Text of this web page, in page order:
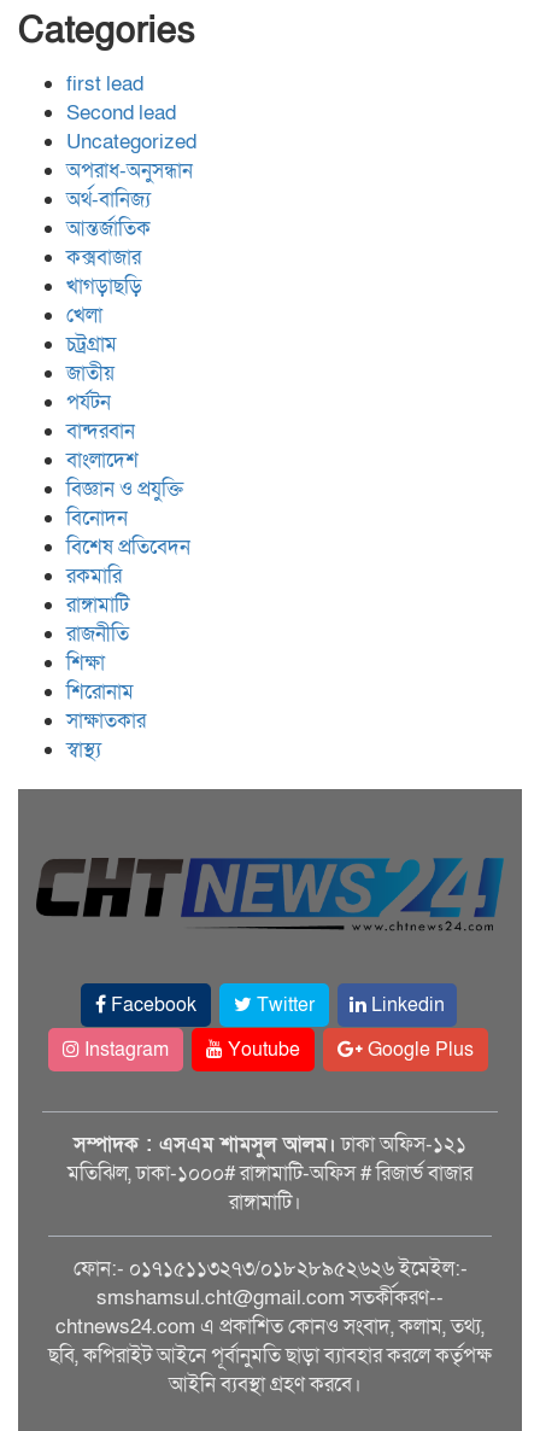
Categories
first lead
Second lead
Uncategorized
অপরাধ-অনুসন্ধান
অর্থ-বানিজ্য
আন্তর্জাতিক
কক্সবাজার
খাগড়াছড়ি
খেলা
চট্রগ্রাম
জাতীয়
পর্যটন
বান্দরবান
বাংলাদেশ
বিজ্ঞান ও প্রযুক্তি
বিনোদন
বিশেষ প্রতিবেদন
রকমারি
রাঙ্গামাটি
রাজনীতি
শিক্ষা
শিরোনাম
সাক্ষাতকার
স্বাস্থ্য
Facebook Twitter
Linkedin
Instagram
Youtube Google Plus
সম্পাদক : এসএম শামসুল আলম। ঢাকা অফিস-১২১
মতিঝিল, ঢাকা-১০০০# রাঙ্গামাটি-অফিস # রিজার্ভ বাজার
রাঙ্গামাটি।
ফোন:- ০১৭১৫১১৩২৭৩/০১৮২৮৯৫২৬২৬ ইমেইল:-
smshamsul.cht@gmail.com সতর্কীকরণ--
chtnews24.com এ প্রকাশিত কোনও সংবাদ, কলাম, তথ্য,
ছবি, কপিরাইট আইনে পূর্বানুমতি ছাড়া ব্যাবহার করলে কর্তৃপক্ষ
আইনি ব্যবস্থা গ্রহণ করবে।